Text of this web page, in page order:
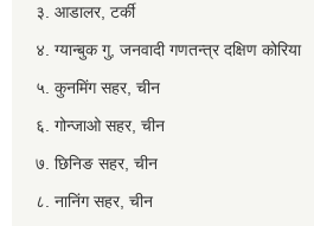
३. आडालर, टर्की
४. ग्यान्बुक गु, जनवादी गणतन्त्र दक्षिण कोरिया
५. कुनमिंग सहर, चीन
६. गोन्जाओ सहर, चीन
७. छिनिङ सहर, चीन
८. नानिंग सहर, चीन